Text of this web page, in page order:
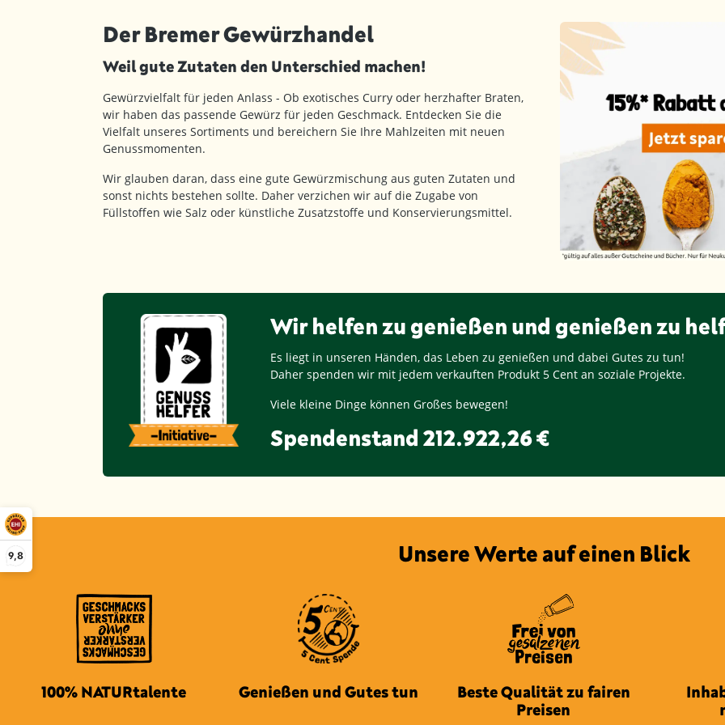
9,8
Der Bremer Gewürzhandel
Weil gute Zutaten den Unterschied machen!
Gewürzvielfalt für jeden Anlass - Ob exotisches Curry oder herzhafter Braten,
wir haben das passende Gewürz für jeden Geschmack. Entdecken Sie die
Vielfalt unseres Sortiments und bereichern Sie Ihre Mahlzeiten mit neuen
Genussmomenten.
Wir glauben daran, dass eine gute Gewürzmischung aus guten Zutaten und
sonst nichts bestehen sollte. Daher verzichen wir auf die Zugabe von
Füllstoffen wie Salz oder künstliche Zusatzstoffe und Konservierungsmittel.
Wir helfen zu genießen und genießen zu
Es liegt in unseren Händen, das Leben zu genießen und dabei Gutes zu tun!
Daher spenden wir mit jedem verkauften Produkt 5 Cent an soziale Projekte.
Viele kleine Dinge können Großes bewegen!
Spendenstand 212.922,26 €
Unsere Werte auf einen Blick
100% NATURtalente Genießen und Gutes tun
Beste Qualität zu fairen
Preisen